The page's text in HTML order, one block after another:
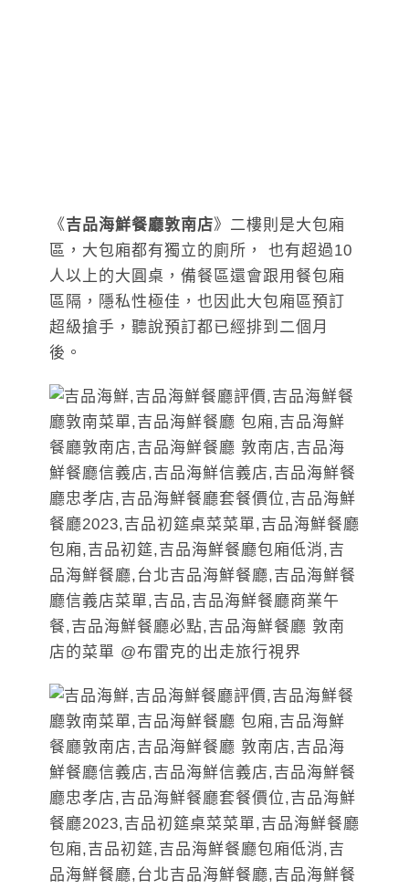
《吉品海鮮餐廳敦南店》二樓則是大包廂
區，大包廂都有獨立的廁所， 也有超過10
人以上的大圓桌，備餐區還會跟用餐包廂
區隔，隱私性極佳，也因此大包廂區預訂
超級搶手，聽說預訂都已經排到二個月
後。